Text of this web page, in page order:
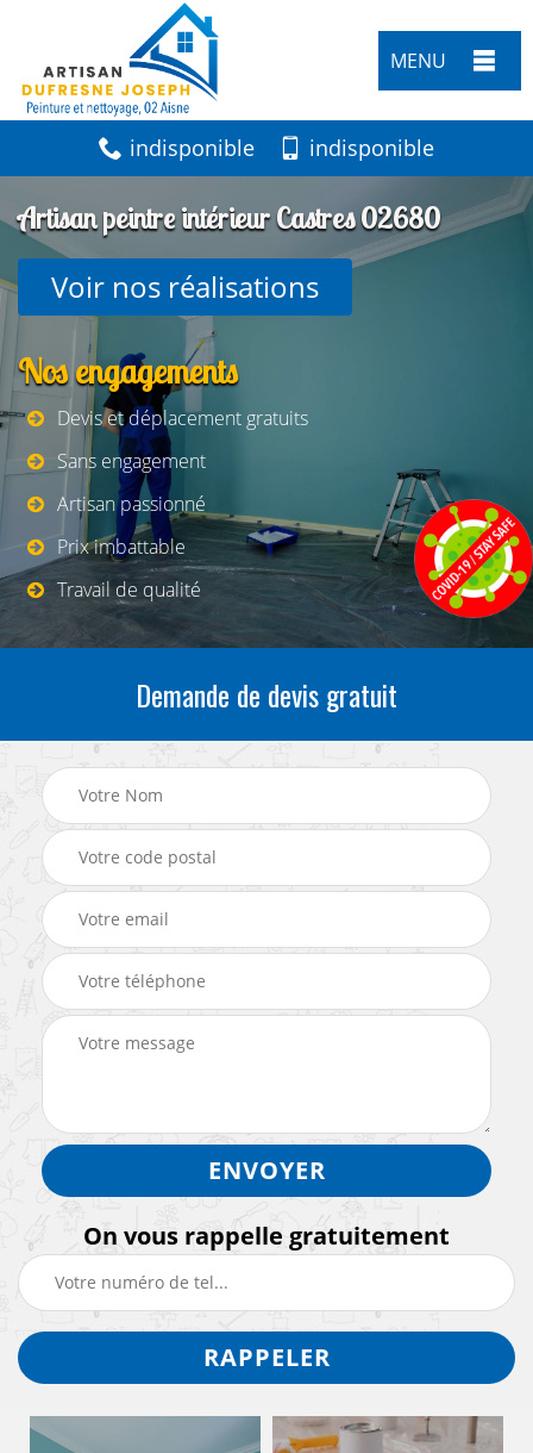
MENU
indisponible indisponible
Artisan peintre intérieur Castres 02680
Voir nos réalisations
Nos engagements
Devis et déplacement gratuits
Sans engagement
Artisan passionné
Prix imbattable
Travail de qualité
Demande de devis gratuit
On vous rappelle gratuitement